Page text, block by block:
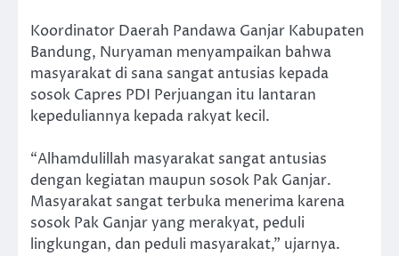
Koordinator Daerah Pandawa Ganjar Kabupaten
Bandung, Nuryaman menyampaikan bahwa
masyarakat di sana sangat antusias kepada
sosok Capres PDI Perjuangan itu lantaran
kepeduliannya kepada rakyat kecil.
“Alhamdulillah masyarakat sangat antusias
dengan kegiatan maupun sosok Pak Ganjar.
Masyarakat sangat terbuka menerima karena
sosok Pak Ganjar yang merakyat, peduli
lingkungan, dan peduli masyarakat,” ujarnya.